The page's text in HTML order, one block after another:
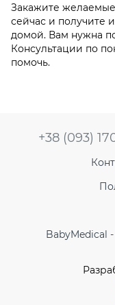
Закажите
сейчас и получите
домой. Вам нужна
Консультации по
помочь.
+38 (093)
BabyMedical